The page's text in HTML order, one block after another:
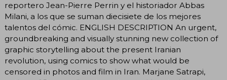
reportero Jean-Pierre Perrin y el historiador Abbas
Milani, a los que se suman diecisiete de los mejores
talentos del cómic. ENGLISH DESCRIPTION An urgent,
groundbreaking and visually stunning new collection of
graphic storytelling about the present Iranian
revolution, using comics to show what would be
censored in photos and film in Iran. Marjane Satrapi,